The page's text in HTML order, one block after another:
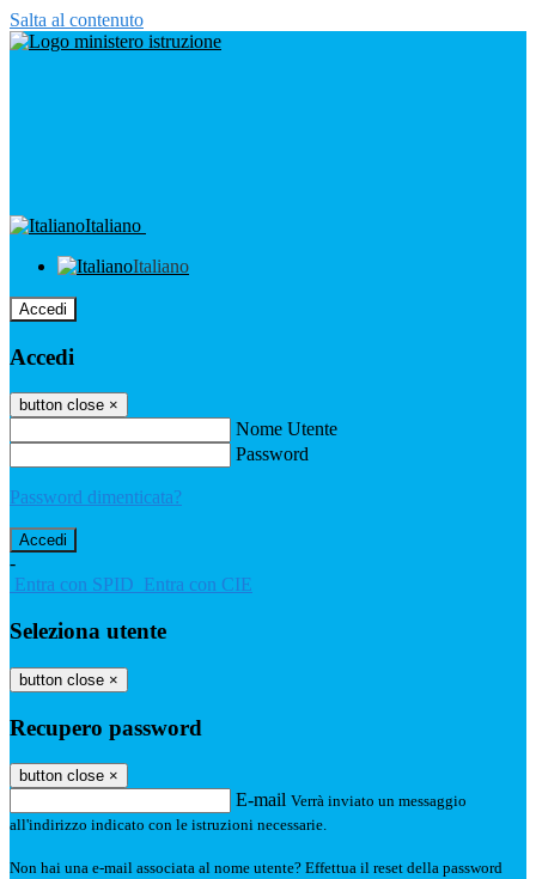
Salta al contenuto
Italiano
Italiano
Accedi
Accedi
button close ×
Nome Utente
Password
Password dimenticata?
-
Entra con SPID Entra con CIE
Seleziona utente
button close ×
Recupero password
button close ×
E-mail Verrà inviato un messaggio
all'indirizzo indicato con le istruzioni necessarie.
Non hai una e-mail associata al nome utente? Effettua il reset della password